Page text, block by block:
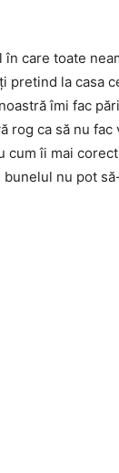
în care toate
pretind la casa
îmi fac
rog ca să nu
cum îi mai
nu pot